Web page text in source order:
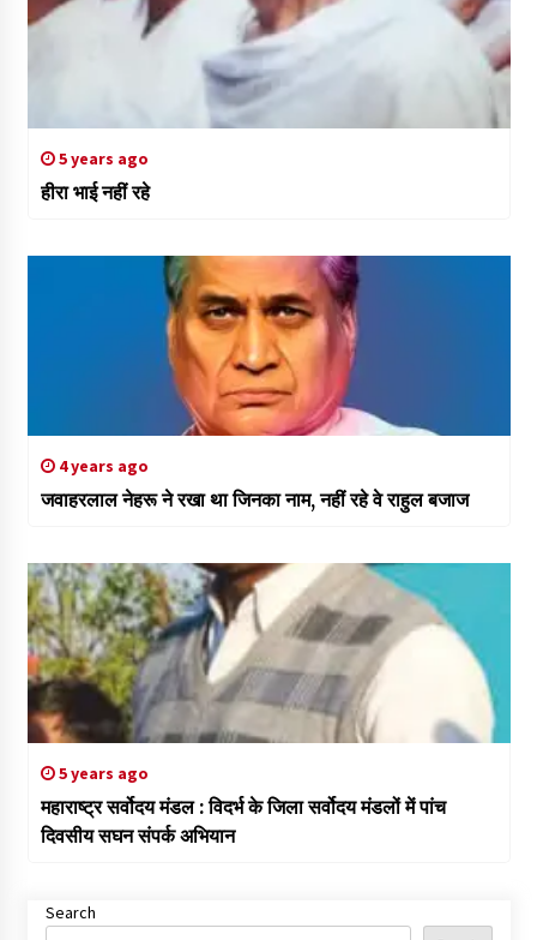
5 years ago
हीरा भाई नहीं रहे
4 years ago
जवाहरलाल नेहरू ने रखा था जिनका नाम, नहीं रहे वे राहुल बजाज
5 years ago
महाराष्ट्र सर्वोदय मंडल : विदर्भ के जिला सर्वोदय मंडलों में पांच
दिवसीय सघन संपर्क अभियान
Search